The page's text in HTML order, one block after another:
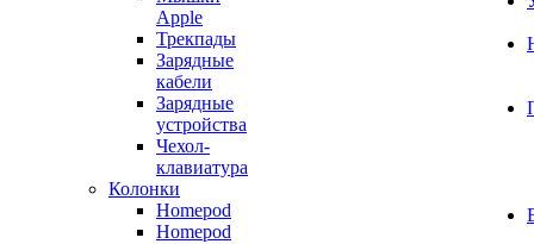
Apple
Трекпады
Зарядные
кабели
Зарядные
устройства
Чехол-
клавиатура
Колонки
Homepod
Homepod